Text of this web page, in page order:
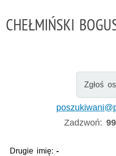
CHEŁMIŃSKI
Zgłoś
Zadzwoń:
Drugie imię:-